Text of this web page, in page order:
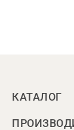
КАТАЛОГ